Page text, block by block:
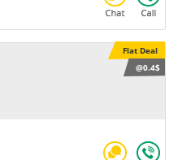
Flat Deal
@0.4$